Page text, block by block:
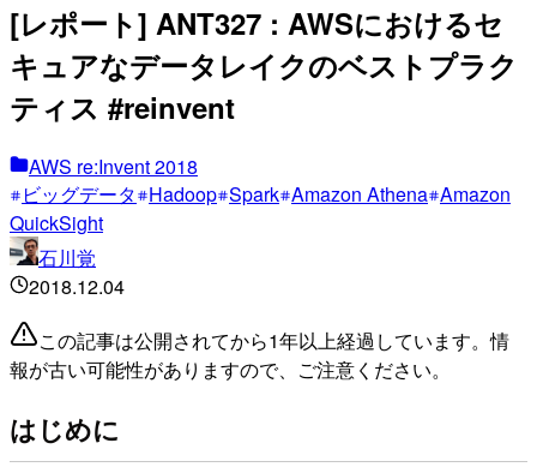
[レポート] ANT327 : AWSにおけるセ
キュアなデータレイクのベストプラク
ティス #reinvent
AWS re:Invent 2018
ビッグデータ Hadoop Spark Amazon Athena Amazon
QuickSight
石川覚
2018.12.04
この記事は公開されてから1年以上経過しています。情
報が古い可能性がありますので、ご注意ください。
はじめに